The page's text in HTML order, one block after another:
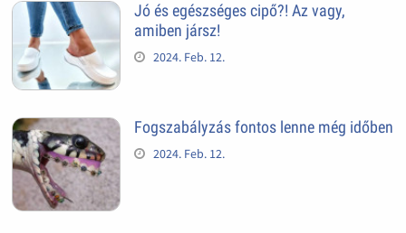
Jó és egészséges cipő?! Az vagy,
amiben jársz!
2024. Feb. 12.
Fogszabályzás fontos lenne még időben
2024. Feb. 12.